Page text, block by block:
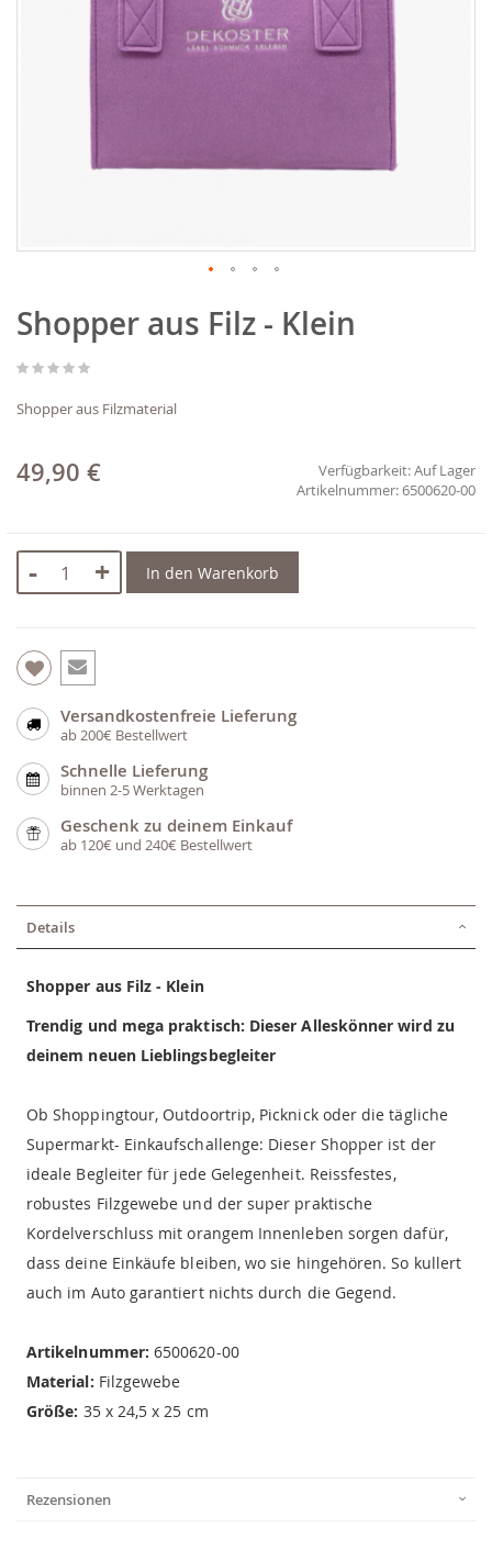
Anfang
der
springen
Shopper aus Filz - Klein
Shopper aus Filzmaterial
49,90 € Verfügbarkeit:Auf Lager
6500620-00
- + In den Warenkorb
Versandkostenfreie Lieferung
ab 200€ Bestellwert
Schnelle Lieferung
binnen 2-5 Werktagen
Geschenk zu deinem Einkauf
ab 120€ und 240€ Bestellwert
Details
Shopper aus Filz - Klein
Trendig und mega praktisch: Dieser Alleskönner wird zu
deinem neuen Lieblingsbegleiter
Ob Shoppingtour, Outdoortrip, Picknick oder die tägliche
Supermarkt- Einkaufschallenge: Dieser Shopper ist der
ideale Begleiter für jede Gelegenheit. Reissfestes,
robustes Filzgewebe und der super praktische
Kordelverschluss mit orangem Innenleben sorgen dafür,
dass deine Einkäufe bleiben, wo sie hingehören. So kullert
auch im Auto garantiert nichts durch die Gegend.
Artikelnummer: 6500620-00
Material: Filzgewebe
Größe: 35 x 24,5 x 25 cm
Rezensionen